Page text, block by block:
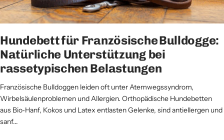
Hundebett für Französische Bulldogge:
Natürliche Unterstützung bei
rassetypischen Belastungen
Französische Bulldoggen leiden oft unter Atemwegssyndrom,
Wirbelsäulen­problemen und Allergien. Orthopädische Hundebetten
aus Bio‑Hanf, Kokos und Latex entlasten Gelenke, sind antiellergen und
sanf...